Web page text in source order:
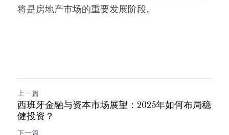
将是房地产市场的重要发展阶段。
上一篇
西班牙金融与资本市场展望：2025年如何布局稳
健投资？
下一篇